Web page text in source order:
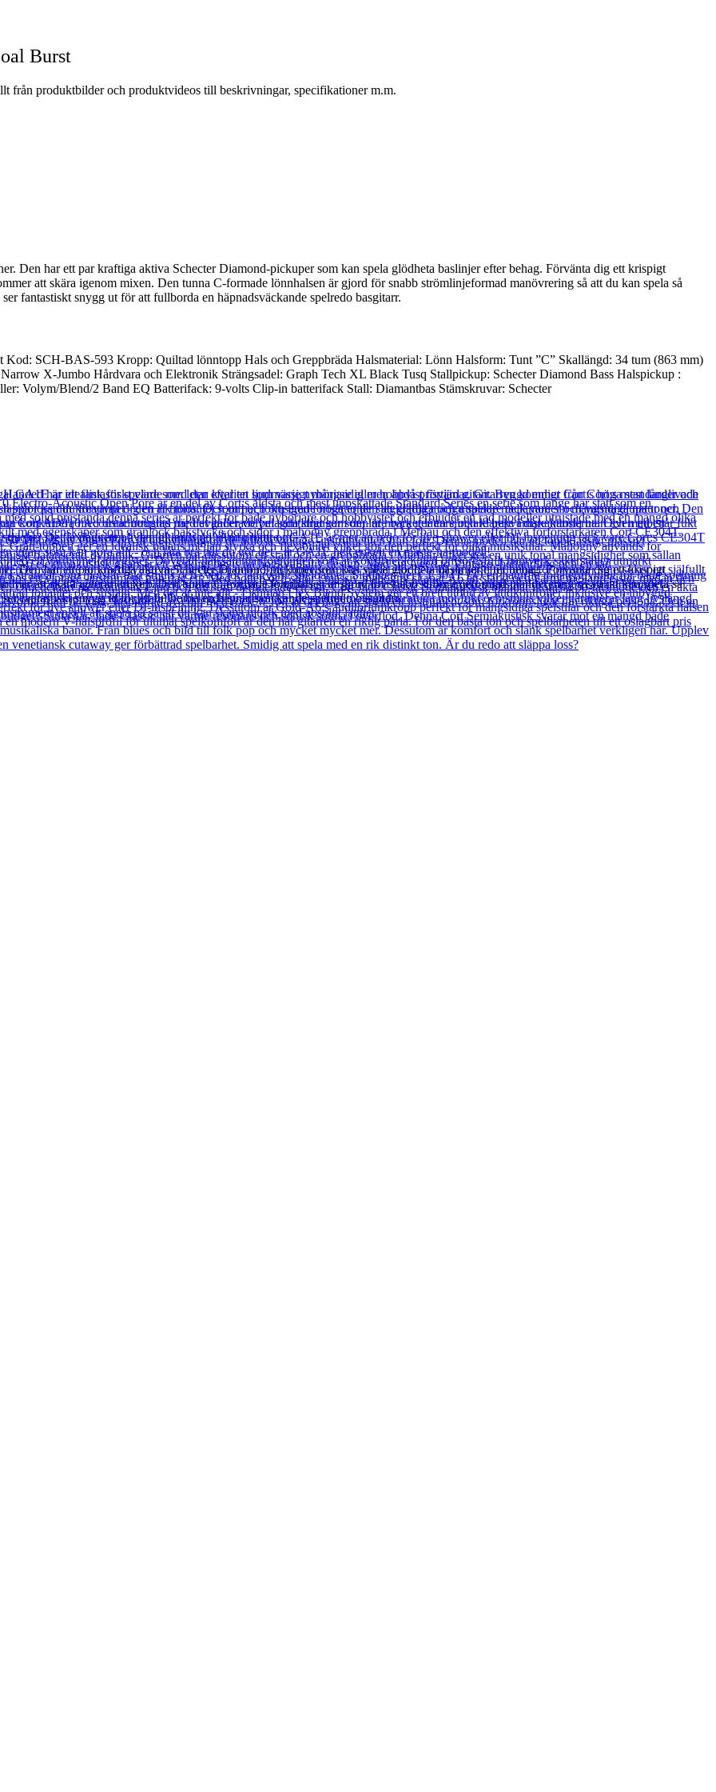
Burst
från produktbilder och produktvideos till beskrivningar, specifikationer m.m.
Den har ett par kraftiga aktiva Schecter Diamond-pickuper som kan spela glödheta baslinjer efter behag. Förvänta dig ett krispigt
att skära igenom mixen. Den tunna C-formade lönnhalsen är gjord för snabb strömlinjeformad manövrering så att du kan spela så
fantastiskt snygg ut för att fullborda en häpnadsväckande spelredo basgitarr.
SCH-BAS-593 Kropp: Quiltad lönntopp Hals och Greppbräda Halsmaterial: Lönn Halsform: Tunt ”C” Skallängd: 34 tum (863 mm)
X-Jumbo Hårdvara och Elektronik Strängsadel: Graph Tech XL Black Tusq Stallpickup: Schecter Diamond Bass Halspickup :
Volym/Blend/2 Band EQ Batterifack: 9-volts Clip-in batterifack Stall: Diamantbas Stämskruvar: Schecter
Den har ett par kraftiga aktiva Schecter Diamond-pickuper som kan spela glödheta baslinjer efter behag. Förvänta dig ett krispigt
att skära igenom mixen. Den tunna C-formade lönnhalsen är gjord för snabb strömlinjeformad manövrering så att du kan spela så
fantastiskt snygg ut för att fullborda en häpnadsväckande spelredo basgitarr.